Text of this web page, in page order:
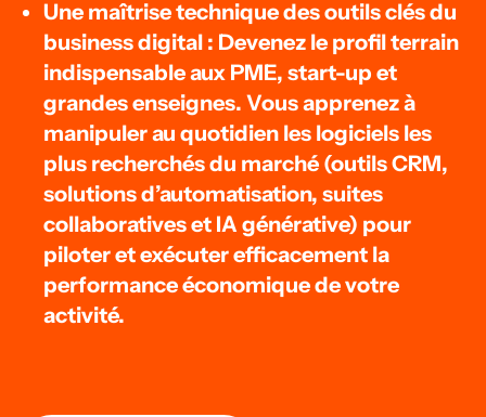
Une maîtrise technique des outils clés du
business digital : Devenez le profil terrain
indispensable aux PME, start-up et
grandes enseignes. Vous apprenez à
manipuler au quotidien les logiciels les
plus recherchés du marché (outils CRM,
solutions d’automatisation, suites
collaboratives et IA générative) pour
piloter et exécuter efficacement la
performance économique de votre
activité.